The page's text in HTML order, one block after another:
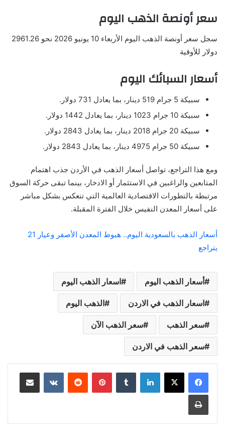
سعر أونصة الذهب اليوم
سجل سعر أونصة الذهب اليوم الأربعاء 10 يونيو 2026 نحو 2961.26
دولار للأوقية
أسعار السبائك اليوم
سبيكة 5 جرام 519 دينار، بما يعادل 731 دولار.
سبيكة 10 جرام 1023 دينار، بما يعادل 1442 دولار.
سبيكة 20 جرام 2018 دينار، بما يعادل 2843 دولار.
سبيكة 50 جرام 4975 دينار، بما يعادل 2843 دولار.
ومع هذا التراجع، تواصل أسعار الذهب في الأردن جذب اهتمام
المتابعين والراغبين في الاستثمار أو الادخار، بينما تبقى حركة السوق
مرتبطة بالتطورات الاقتصادية العالمية التي تنعكس بشكل مباشر
على أسعار المعدن النفيس خلال الفترة المقبلة.
أسعار الذهب بالسعودية اليوم.. هبوط المعدن الأصفر وعيار 21
يتراجع
أسعار الذهب اليوم اسعار الذهب اليوم
اسعار الذهب في الاردن الذهب اليوم
سعر الذهب سعر الذهب الآن
سعر الذهب في الاردن
لينكدإن بينتيريست مشاركة عبر البريد
طباعة